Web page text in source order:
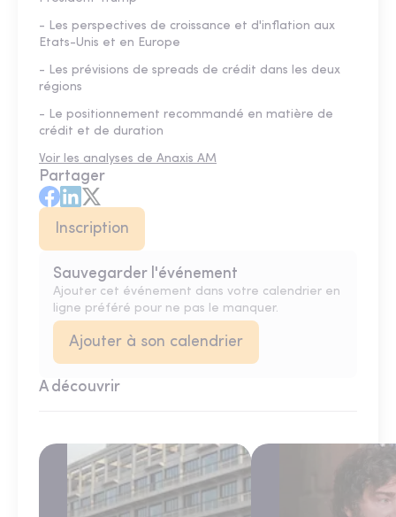
- Les perspectives de croissance et d'inflation aux
Etats-Unis et en Europe
- Les prévisions de spreads de crédit dans les deux
régions
- Le positionnement recommandé en matière de
crédit et de duration
Voir les analyses de Anaxis AM
Partager
Inscription
Sauvegarder l'événement
Ajouter cet événement dans votre calendrier en
ligne préféré pour ne pas le manquer.
Ajouter à son calendrier
A découvrir